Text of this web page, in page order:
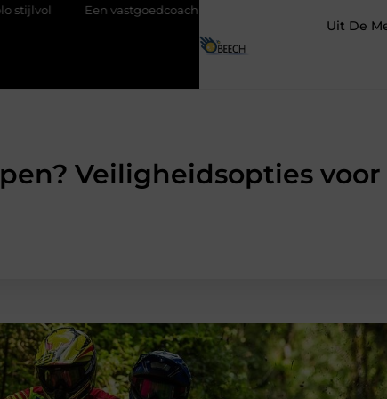
als start van een succesvolle verkoop
Uit De
Veiligheidsopties